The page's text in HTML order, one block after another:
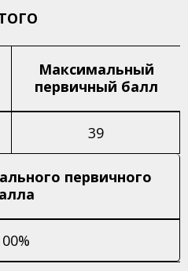
Максимальный
первичный балл
39
первичного